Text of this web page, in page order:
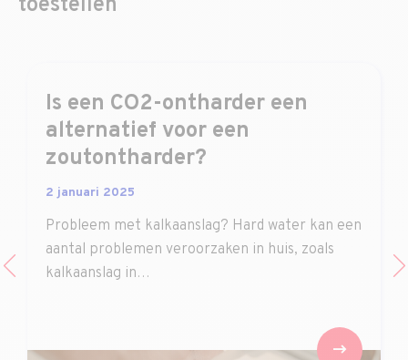
toestellen
Is een CO2-ontharder een
alternatief voor een
zoutontharder?
2 januari 2025
Probleem met kalkaanslag? Hard water kan een
aantal problemen veroorzaken in huis, zoals
kalkaanslag in…